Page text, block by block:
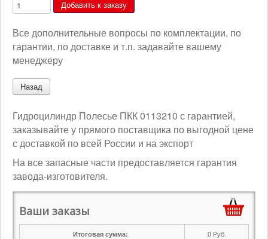
Все дополнительные вопросы по комплектации, по
гарантии, по доставке и т.п. задавайте вашему
менеджеру
Гидроцилиндр Полесье ПКК 0113210 с гарантией,
заказывайте у прямого поставщика по выгодной цене
с доставкой по всей России и на экспорт
На все запасные части предоставляется гарантия
завода-изготовителя.
Ваши заказы
Итоговая сумма: 0 Руб.